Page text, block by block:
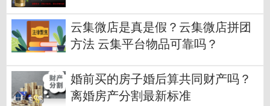
云集微店是真是假？云集微店拼团
方法 云集平台物品可靠吗？
婚前买的房子婚后算共同财产吗？
离婚房产分割最新标准